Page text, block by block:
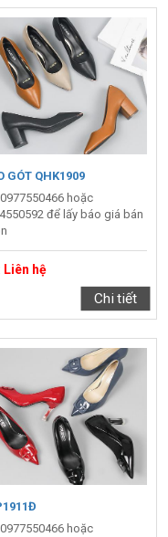
GÓT QHK1909
hoặc
để lấy báo giá bán
Liên hệ
Chi tiết
hoặc